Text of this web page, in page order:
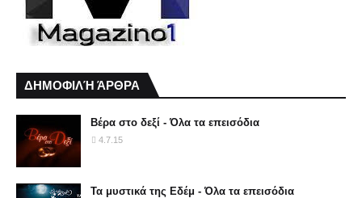
ΔΗΜΟΦΙΛΉ ΆΡΘΡΑ
Βέρα στο δεξί - Όλα τα επεισόδια
4.7.15
Τα μυστικά της Εδέμ - Όλα τα επεισόδια